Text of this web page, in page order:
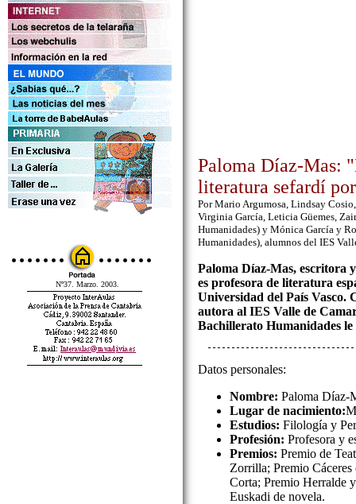
Nº37. Marzo. 2003.
Paloma Díaz-Mas:
literatura sefardí
Por Mario Argumosa, Lindsay
Virginia García, Leticia Güemes,
Humanidades) y Mónica García y
Humanidades), alumnos del IES
Paloma Díaz-Mas, escritora
es profesora de literatura
Universidad del País Vasco.
autora al IES Valle de
Bachillerato Humanidades
Datos personales:
Nombre: Paloma Díaz-
Lugar de nacimiento:
Estudios: Filología y
Profesión: Profesora y
Premios: Premio de
Zorrilla; Premio Cáceres
Corta; Premio Herralde
Euskadi de novela.